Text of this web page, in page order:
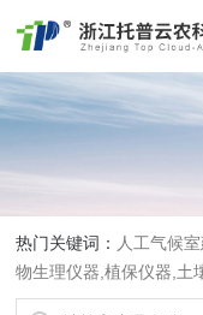
热门关键词： 人工气候
物生理仪器,植保仪器,土